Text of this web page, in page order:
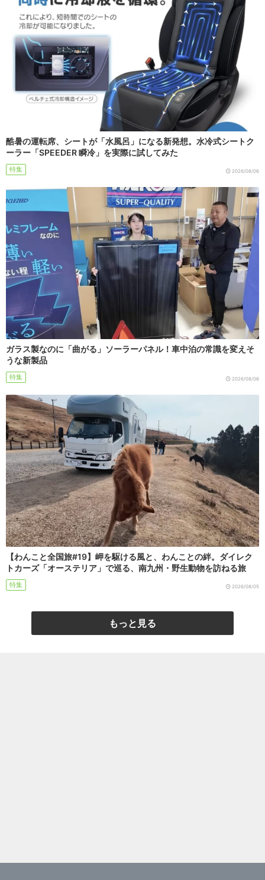
酷暑の運転席、シートが「水風呂」になる新発想。水冷式シートク
ーラー「SPEEDER 瞬冷」を実際に試してみた
特集 2026/08/06
ガラス製なのに「曲がる」ソーラーパネル！車中泊の常識を変えそ
うな新製品
特集 2026/08/06
【わんこと全国旅#19】岬を駆ける風と、わんことの絆。ダイレク
トカーズ「オーステリア」で巡る、南九州・野生動物を訪ねる旅
特集 2026/08/05
もっと見る